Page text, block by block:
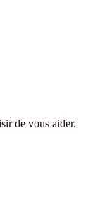
de vous aider.